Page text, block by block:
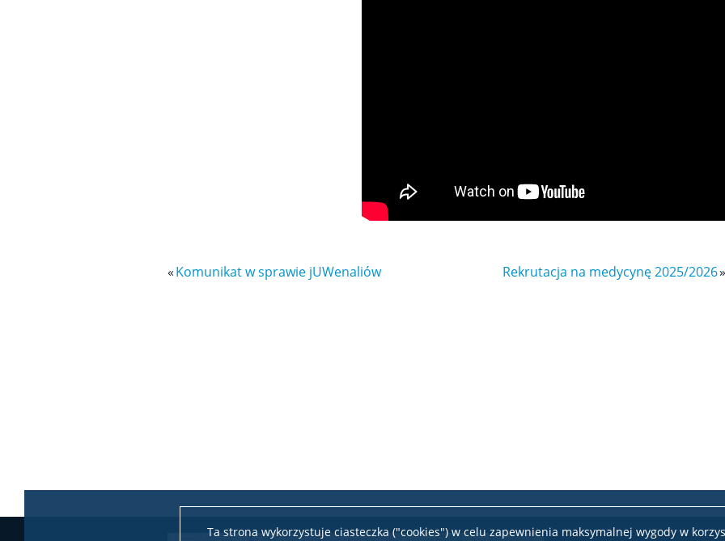
Ta strona wykorzystuje ciasteczka ("cookies") w celu zapewnienia maksymalnej wygody w
«Komunikat w sprawie jUWenaliów Rekrutacja na medycynę 2025/2026»